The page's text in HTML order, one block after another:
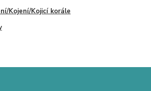
Kojení/Kojicí korále